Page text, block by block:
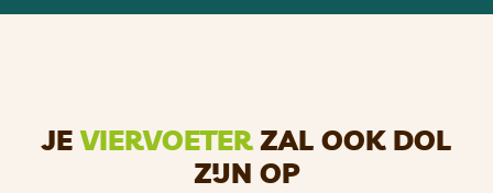
MENGSEL KENMERKT ZICH DOOR EEN HOOG
VETZUREN (1:3). DE AANWEZIGE VISOLIE
DE BELANGRIJKE OMEGA 3-VETZUREN EPA EN
JEVIERVOETERZAL OOK DOL
ZIJN OP